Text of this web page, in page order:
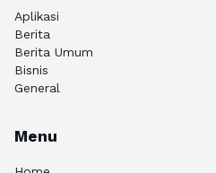
Aplikasi
Berita
Berita Umum
Bisnis
General
Menu